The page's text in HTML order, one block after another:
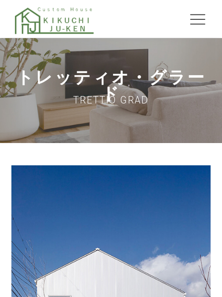
トレッティオ・グラー
ド
TRETTIO GRAD